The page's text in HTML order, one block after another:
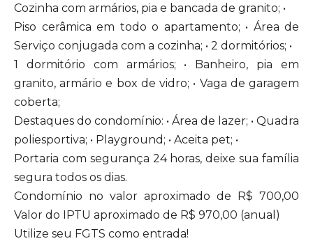
Cozinha com armários, pia e bancada de granito; •
Piso cerâmica em todo o apartamento; • Área de
Serviço conjugada com a cozinha; • 2 dormitórios; •
1 dormitório com armários; • Banheiro, pia em
granito, armário e box de vidro; • Vaga de garagem
coberta;
Destaques do condomínio: • Área de lazer; • Quadra
poliesportiva; • Playground; • Aceita pet; •
Portaria com segurança 24 horas, deixe sua família
segura todos os dias.
Condomínio no valor aproximado de R$ 700,00
Valor do IPTU aproximado de R$ 970,00 (anual)
Utilize seu FGTS como entrada!